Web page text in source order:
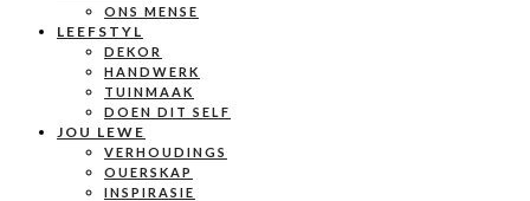
ONS MENSE
LEEFSTYL
DEKOR
HANDWERK
TUINMAAK
DOEN DIT SELF
JOU LEWE
VERHOUDINGS
OUERSKAP
INSPIRASIE